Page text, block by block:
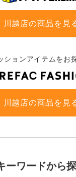
川越店の商品を見
ションアイテムをお
川越店の商品を見
ーワードから